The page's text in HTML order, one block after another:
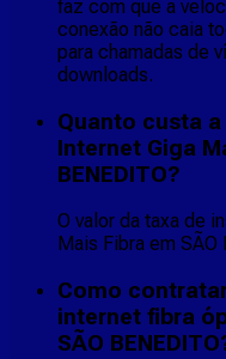
faz com que a
conexão não caia
para chamadas de
downloads.
Quanto custa
Internet Giga
BENEDITO?
O valor da taxa de
Mais Fibra em SÃO
Como
internet fibra
SÃO